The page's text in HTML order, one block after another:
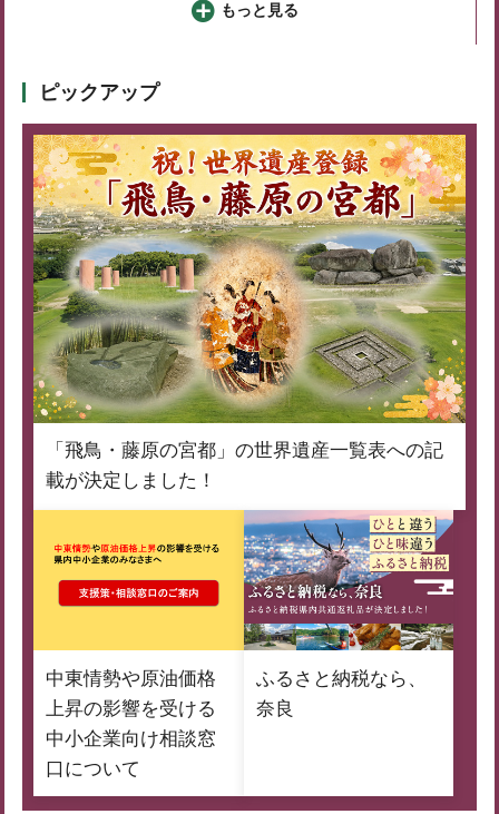
もっと見る
ピックアップ
「飛鳥・藤原の宮都」の世界遺産一覧表への記
載が決定しました！
中東情勢や原油価格
上昇の影響を受ける
中小企業向け相談窓
口について
ふるさと納税なら、
奈良